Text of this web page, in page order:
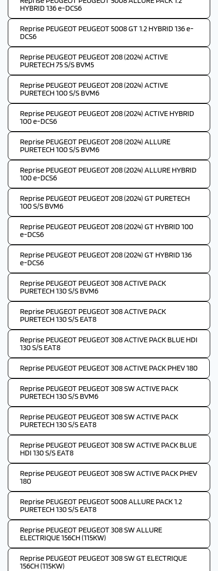
HYBRID 136 e-DCS6
Reprise PEUGEOT PEUGEOT 5008 GT 1.2 HYBRID 136 e-
DCS6
Reprise PEUGEOT PEUGEOT 208 (2024) ACTIVE
PURETECH 75 S/S BVM5
Reprise PEUGEOT PEUGEOT 208 (2024) ACTIVE
PURETECH 100 S/S BVM6
Reprise PEUGEOT PEUGEOT 208 (2024) ACTIVE HYBRID
100 e-DCS6
Reprise PEUGEOT PEUGEOT 208 (2024) ALLURE
PURETECH 100 S/S BVM6
Reprise PEUGEOT PEUGEOT 208 (2024) ALLURE HYBRID
100 e-DCS6
Reprise PEUGEOT PEUGEOT 208 (2024) GT PURETECH
100 S/S BVM6
Reprise PEUGEOT PEUGEOT 208 (2024) GT HYBRID 100
e-DCS6
Reprise PEUGEOT PEUGEOT 208 (2024) GT HYBRID 136
e-DCS6
Reprise PEUGEOT PEUGEOT 308 ACTIVE PACK
PURETECH 130 S/S BVM6
Reprise PEUGEOT PEUGEOT 308 ACTIVE PACK
PURETECH 130 S/S EAT8
Reprise PEUGEOT PEUGEOT 308 ACTIVE PACK BLUE HDI
130 S/S EAT8
Reprise PEUGEOT PEUGEOT 308 ACTIVE PACK PHEV 180
Reprise PEUGEOT PEUGEOT 308 SW ACTIVE PACK
PURETECH 130 S/S BVM6
Reprise PEUGEOT PEUGEOT 308 SW ACTIVE PACK
PURETECH 130 S/S EAT8
Reprise PEUGEOT PEUGEOT 308 SW ACTIVE PACK BLUE
HDI 130 S/S EAT8
Reprise PEUGEOT PEUGEOT 308 SW ACTIVE PACK PHEV
180
Reprise PEUGEOT PEUGEOT 5008 ALLURE PACK 1.2
PURETECH 130 S/S EAT8
Reprise PEUGEOT PEUGEOT 308 SW ALLURE
ELECTRIQUE 156CH (115KW)
Reprise PEUGEOT PEUGEOT 308 SW GT ELECTRIQUE
156CH (115KW)